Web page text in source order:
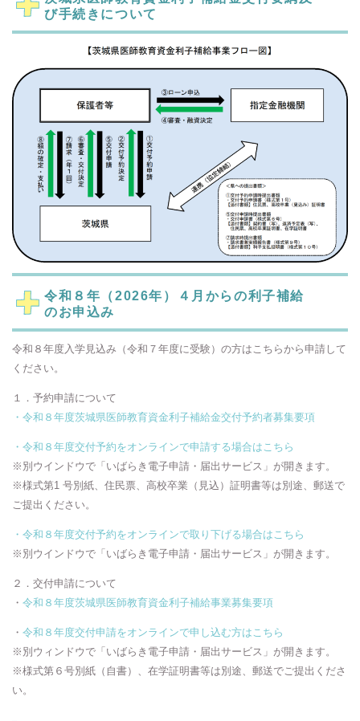
び手続きについて
令和８年（2026年）４月からの利子補給
のお申込み
令和８年度入学見込み（令和７年度に受験）の方はこちらから申請して
ください。
１．予約申請について
・令和８年度茨城県医師教育資金利子補給金交付予約者募集要項
・令和８年度交付予約をオンラインで申請する場合はこちら
※別ウインドウで「いばらき電子申請・届出サービス」が開きます。
※様式第1 号別紙、住民票、高校卒業（見込）証明書等は別途、郵送で
ご提出ください。
・令和８年度交付予約をオンラインで取り下げる場合はこちら
※別ウインドウで「いばらき電子申請・届出サービス」が開きます。
２．交付申請について
・ 令和８年度茨城県医師教育資金利子補給事業募集要項
・ 令和８年度交付申請をオンラインで申し込む方はこちら
※別ウィンドウで「いばらき電子申請・届出サービス」が開きます。
※様式第６号別紙（自書）、在学証明書等は別途、郵送でご提出くださ
い。